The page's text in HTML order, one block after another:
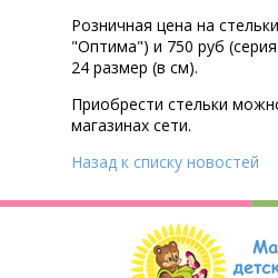
Розничная цена на
"Оптима") и 750 руб
24 размер (в см).
Приобрести стельки
магазинах сети.
Назад к списку новостей